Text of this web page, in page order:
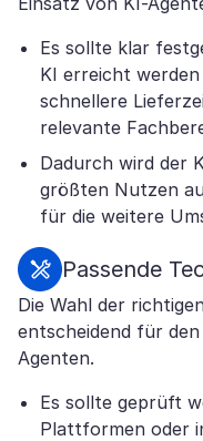
Es sollte klar
KI erreicht
schnellere
relevante
Dadurch wird der
größten Nutzen
für die weitere
Passende
Die Wahl der
entscheidend für
Agenten.
Es sollte geprüft
Plattformen oder